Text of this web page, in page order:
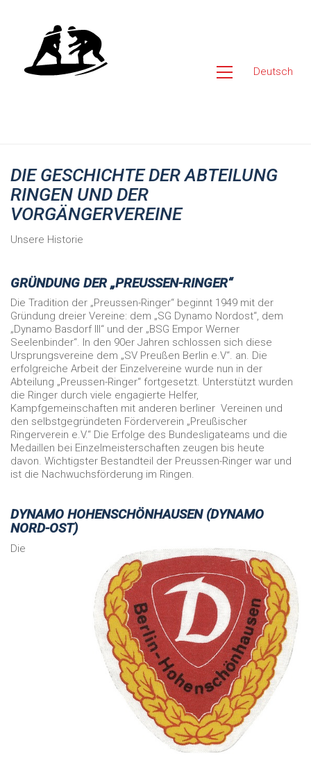
Deutsch
DIE GESCHICHTE DER ABTEILUNG
RINGEN UND DER
VORGÄNGERVEREINE
Unsere Historie
GRÜNDUNG DER „PREUSSEN-RINGER“
Die Tradition der „Preussen-Ringer“ beginnt 1949 mit der
Gründung dreier Vereine: dem „SG Dynamo Nordost“, dem
„Dynamo Basdorf III“ und der „BSG Empor Werner
Seelenbinder“. In den 90er Jahren schlossen sich diese
Ursprungsvereine dem „SV Preußen Berlin e.V“. an. Die
erfolgreiche Arbeit der Einzelvereine wurde nun in der
Abteilung „Preussen-Ringer“ fortgesetzt. Unterstützt wurden
die Ringer durch viele engagierte Helfer,
Kampfgemeinschaften mit anderen berliner Vereinen und
den selbstgegründeten Förderverein „Preußischer
Ringerverein e.V.“ Die Erfolge des Bundesligateams und die
Medaillen bei Einzelmeisterschaften zeugen bis heute
davon. Wichtigster Bestandteil der Preussen-Ringer war und
ist die Nachwuchsförderung im Ringen.
DYNAMO HOHENSCHÖNHAUSEN (DYNAMO
NORD-OST)
Die